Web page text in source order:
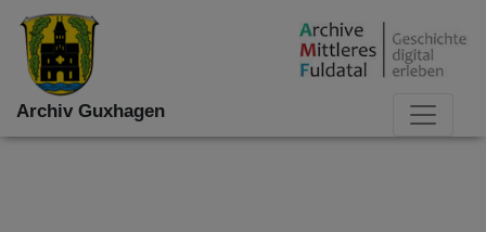
Archiv Guxhagen